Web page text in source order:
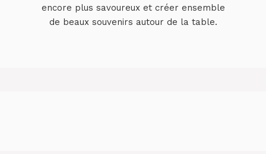
encore plus savoureux et créer ensemble
de beaux souvenirs autour de la table.